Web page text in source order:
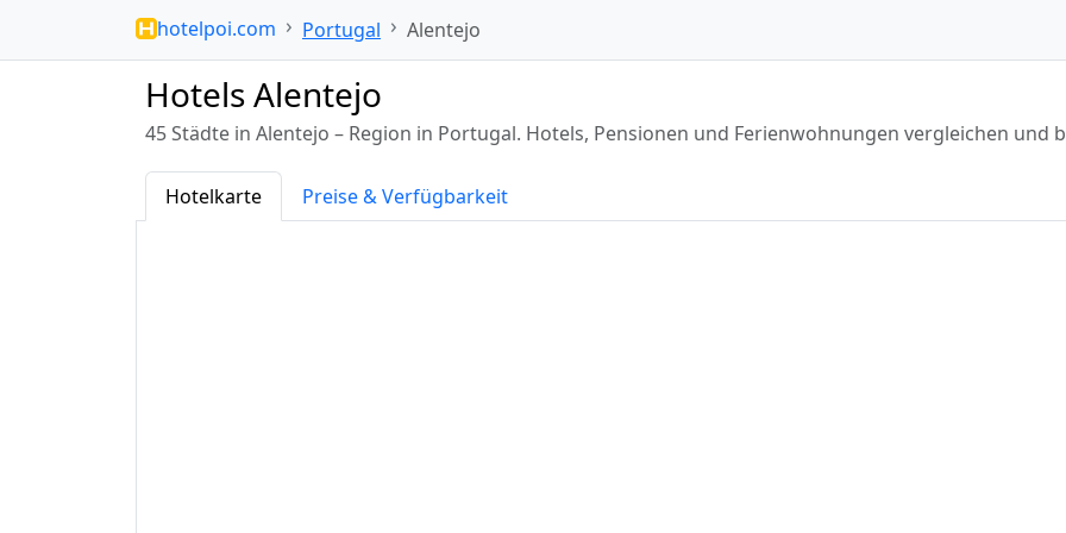
hotelpoi.com Portugal Alentejo
Hotels Alentejo
45 Städte in Alentejo – Region in Portugal. Hotels, Pensionen und Ferienwohnungen vergleichen und
Hotelkarte Preise & Verfügbarkeit